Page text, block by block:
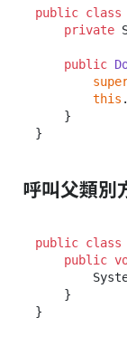
public class
private
public
this
呼叫父類別
public class
public
}